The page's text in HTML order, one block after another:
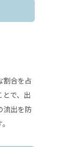
割合を占
とで、出
流出を防